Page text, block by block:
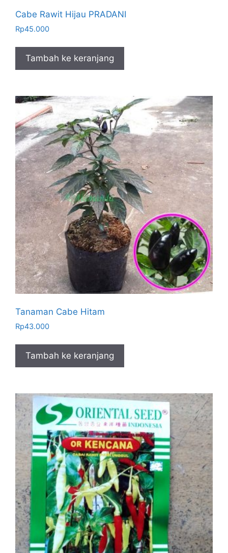
Cabe Rawit Hijau PRADANI
Rp45.000
Tambah ke keranjang
Tanaman Cabe Hitam
Rp43.000
Tambah ke keranjang